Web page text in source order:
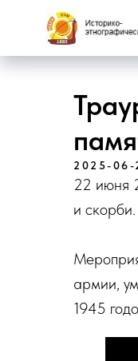
2025-06-
22 июня
и скорби.
армии,
1945